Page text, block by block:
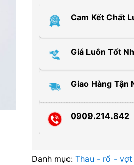
Cam Kết Chất
Giá Luôn Tốt
Giao Hàng Tận
0909.214.842
Danh mục:Thau - rổ - vợt